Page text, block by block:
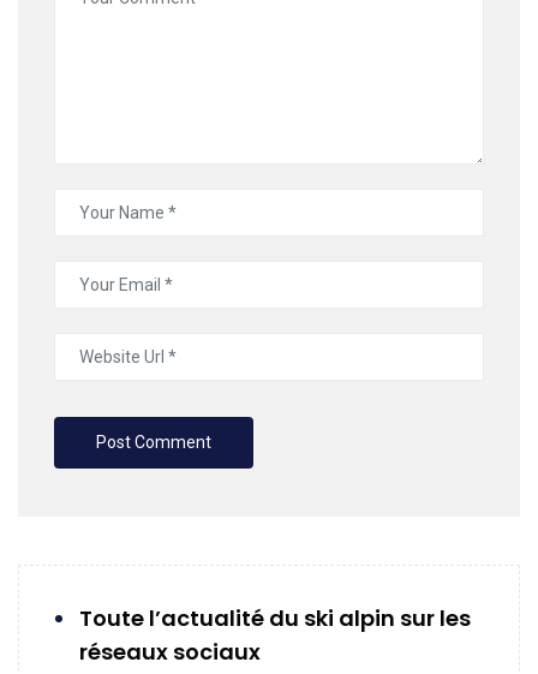
Toute l’actualité du ski alpin sur les
réseaux sociaux